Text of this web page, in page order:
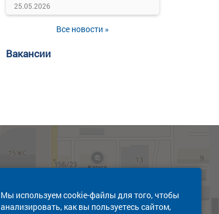
25.05.2026
Все новости »
Вакансии
Мы используем cookie-файлы для того, чтобы
анализировать, как вы пользуетесь сайтом,